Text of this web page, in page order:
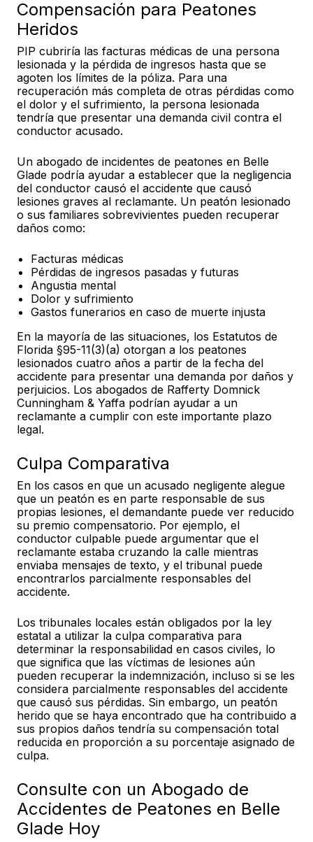
Compensación para Peatones
Heridos
PIP cubriría las facturas médicas de una persona
lesionada y la pérdida de ingresos hasta que se
agoten los límites de la póliza. Para una
recuperación más completa de otras pérdidas como
el dolor y el sufrimiento, la persona lesionada
tendría que presentar una demanda civil contra el
conductor acusado.
Un abogado de incidentes de peatones en Belle
Glade podría ayudar a establecer que la negligencia
del conductor causó el accidente que causó
lesiones graves al reclamante. Un peatón lesionado
o sus familiares sobrevivientes pueden recuperar
daños como:
Facturas médicas
Pérdidas de ingresos pasadas y futuras
Angustia mental
Dolor y sufrimiento
Gastos funerarios en caso de muerte injusta
En la mayoría de las situaciones, los Estatutos de
Florida §95-11(3)(a) otorgan a los peatones
lesionados cuatro años a partir de la fecha del
accidente para presentar una demanda por daños y
perjuicios. Los abogados de Rafferty Domnick
Cunningham & Yaffa podrían ayudar a un
reclamante a cumplir con este importante plazo
legal.
Culpa Comparativa
En los casos en que un acusado negligente alegue
que un peatón es en parte responsable de sus
propias lesiones, el demandante puede ver reducido
su premio compensatorio. Por ejemplo, el
conductor culpable puede argumentar que el
reclamante estaba cruzando la calle mientras
enviaba mensajes de texto, y el tribunal puede
encontrarlos parcialmente responsables del
accidente.
Los tribunales locales están obligados por la ley
estatal a utilizar la culpa comparativa para
determinar la responsabilidad en casos civiles, lo
que significa que las víctimas de lesiones aún
pueden recuperar la indemnización, incluso si se les
considera parcialmente responsables del accidente
que causó sus pérdidas. Sin embargo, un peatón
herido que se haya encontrado que ha contribuido a
sus propios daños tendría su compensación total
reducida en proporción a su porcentaje asignado de
culpa.
Consulte con un Abogado de
Accidentes de Peatones en Belle
Glade Hoy